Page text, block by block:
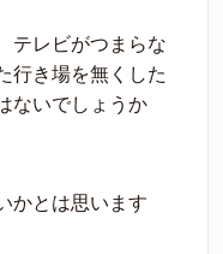
テレビがつまらな
行き場を無くした
ないでしょうか
かとは思います